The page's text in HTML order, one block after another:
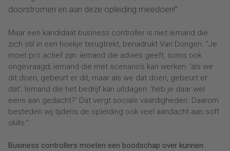
doorstromen en aan deze opleiding meedoen!”
Maar een kandidaat business controller is niet iemand die
zich stil in een hoekje terugtrekt, benadrukt Van Dongen. “Je
moet pro actief zijn: iemand die advies geeft, soms ook
ongevraagd; iemand die met scenario’s kan werken: ‘als we
dit doen, gebeurt er dit, maar als we dat doen, gebeurt er
dat’; Iemand die het bedrijf kan uitdagen: ‘heb je daar wel
eens aan gedacht?’ Dat vergt sociale vaardigheden. Daarom
besteden wij tijdens de opleiding ook veel aandacht aan soft
skills.”
Business controllers moeten een boodschap over kunnen